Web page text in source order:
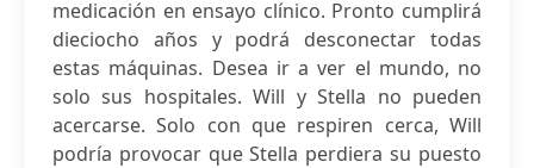
medicación en ensayo clínico. Pronto cumplirá
dieciocho años y podrá desconectar todas
estas máquinas. Desea ir a ver el mundo, no
solo sus hospitales. Will y Stella no pueden
acercarse. Solo con que respiren cerca, Will
podría provocar que Stella perdiera su puesto